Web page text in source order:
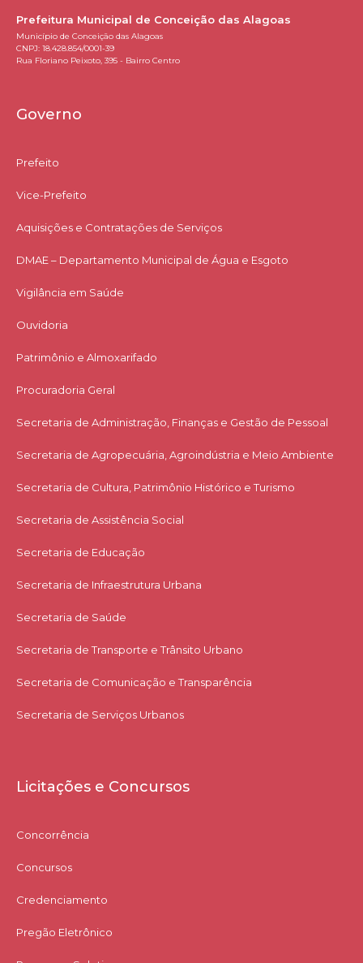
Prefeitura Municipal de Conceição das Alagoas
Município de Conceição das Alagoas
CNPJ: 18.428.854/0001-39
Rua Floriano Peixoto, 395 - Bairro Centro
Governo
Prefeito
Vice-Prefeito
Aquisições e Contratações de Serviços​
DMAE – Departamento Municipal de Água e Esgoto
Vigilância em Saúde
Ouvidoria
Patrimônio e Almoxarifado
Procuradoria Geral
Secretaria de Administração, Finanças e Gestão de Pessoal
Secretaria de Agropecuária, Agroindústria e Meio Ambiente
Secretaria de Cultura, Patrimônio Histórico e Turismo
Secretaria de Assistência Social
Secretaria de Educação
Secretaria de Infraestrutura Urbana
Secretaria de Saúde
Secretaria de Transporte e Trânsito Urbano
Secretaria de Comunicação e Transparência
Secretaria de Serviços Urbanos
Licitações e Concursos
Concorrência
Concursos
Credenciamento
Pregão Eletrônico